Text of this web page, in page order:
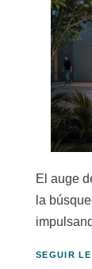
El auge
la
SEGUIR